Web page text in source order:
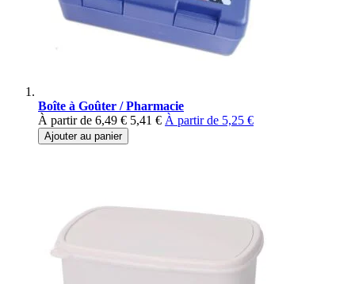
Boîte à Goûter / Pharmacie
À partir de 6,49 € 5,41 € À partir de 5,25 €
Ajouter au panier